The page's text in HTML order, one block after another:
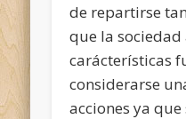
de repartirse
que la
carácterísticas
considerarse
acciones ya que